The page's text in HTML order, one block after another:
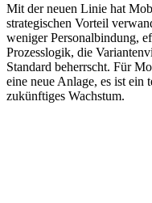
Mit der neuen Linie hat
strategischen Vorteil
weniger Personalbindung,
Prozesslogik, die
Standard beherrscht. Für
eine neue Anlage, es ist ein
zukünftiges Wachstum.